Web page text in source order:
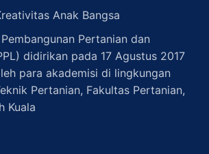
Anak Bangsa
Pertanian dan
didirikan pada 17 Agustus 2017
para akademisi di lingkungan
Pertanian, Fakultas Pertanian,
Kuala